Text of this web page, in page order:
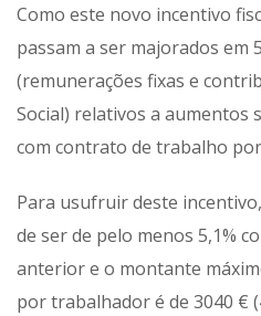
Como este novo incentivo
passam a ser majorados em
(remunerações fixas e
Social) relativos a aumentos
com contrato de trabalho
Para usufruir deste
de ser de pelo menos 5,1%
anterior e o montante
por trabalhador é de 3040 €